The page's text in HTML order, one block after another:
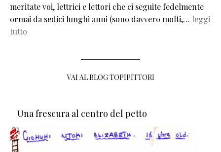
meritate voi, lettrici e lettori che ci seguite fedelmente
ormai da sedici lunghi anni (sono davvero molti,… leggi
tutto
VAI AL BLOG TOPIPITTORI
Una frescura al centro del petto